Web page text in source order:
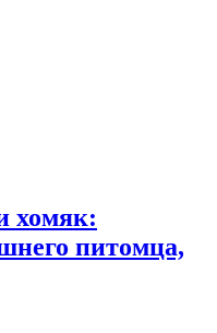
хомяк:
питомца,